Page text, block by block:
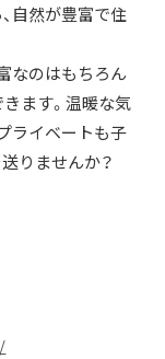
自然が豊富で住
なのはもちろん
きます。温暖な気
ライベートも子
りませんか？